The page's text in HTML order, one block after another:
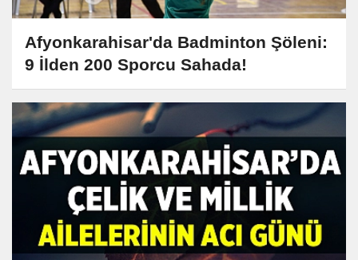
Afyonkarahisar'da Badminton Şöleni:
9 İlden 200 Sporcu Sahada!